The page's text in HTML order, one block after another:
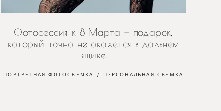
Фотосессия к 8 Марта — подарок,
который точно не окажется в дальнем
ящике
ПОРТРЕТНАЯ ФОТОСЪЁМКА ПЕРСОНАЛЬНАЯ СЪЕМКА